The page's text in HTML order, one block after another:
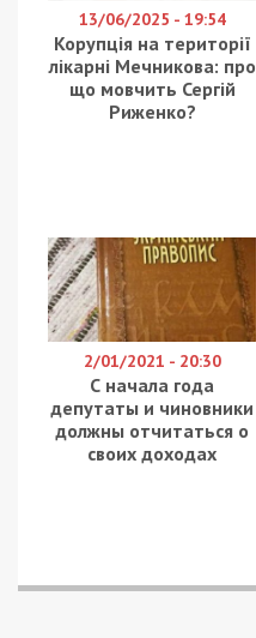
13/06/2025 - 19:54
Корупція на території
лікарні Мечникова: про
що мовчить Сергій
Риженко?
2/01/2021 - 20:30
С начала года
депутаты и чиновники
должны отчитаться о
своих доходах